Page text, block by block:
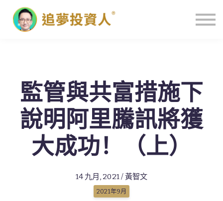
主頁
監管與共富措施下
說明阿里騰訊將獲
大成功！（上）
14 九月, 2021 / 黃智文
2021年9月